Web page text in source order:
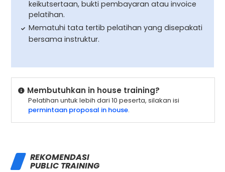
keikutsertaan, bukti pembayaran atau invoice
pelatihan.
Mematuhi tata tertib pelatihan yang disepakati
bersama instruktur.
Membutuhkan in house training?
Pelatihan untuk lebih dari 10 peserta, silakan isi
permintaan proposal in house.
REKOMENDASI
PUBLIC TRAINING